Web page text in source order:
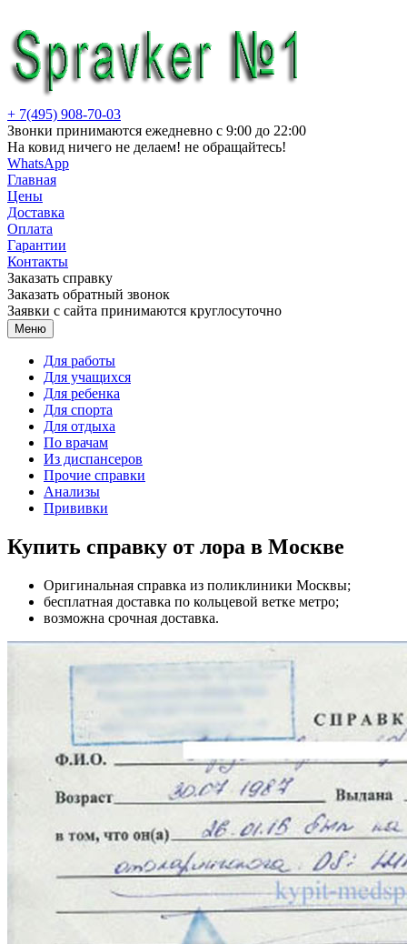
содержимому
+ 7(495) 908-70-03
Звонки принимаются ежедневно с 9:00 до 22:00
На ковид ничего не делаем! не обращайтесь!
WhatsApp
Главная
Цены
Доставка
Оплата
Гарантии
Контакты
Заказать справку
Заказать обратный звонок
Заявки с сайта принимаются круглосуточно
Меню
Для работы
Для учащихся
Для ребенка
Для спорта
Для отдыха
По врачам
Из диспансеров
Прочие справки
Анализы
Прививки
Купить справку от лора в Москве
Оригинальная справка из поликлиники Москвы;
бесплатная доставка по кольцевой ветке метро;
возможна срочная доставка.